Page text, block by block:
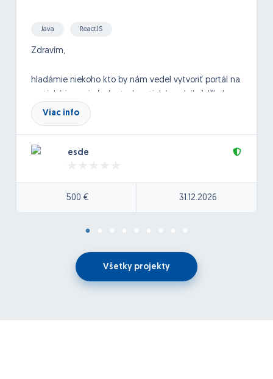
Java ReactJS
Zdravím,
hladámie niekoho kto by nám vedel vytvoriť portál na
medinárodný inzertný systém, kde by si vedeli
spoločnice zadávať inzeráty. fotky.
Tu pridávam stránku ako príklad pre predstavu:
Viac info
esde
500 € 31.12.2026
Všetky projekty